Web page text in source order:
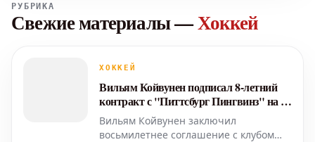
РУБРИКА
Свежие материалы—Хоккей
ХОККЕЙ
Вильям Койвунен подписал 8-летний
контракт с "Питтсбург Пингвинз" на 32
миллиона долларов
Вильям Койвунен заключил
восьмилетнее соглашение с клубом